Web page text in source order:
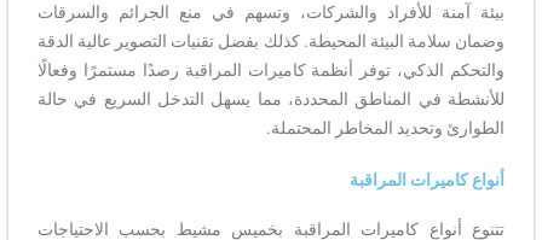
بيئة آمنة للأفراد والشركات، وتسهم في منع الجرائم والسرقات
وضمان سلامة البيئة المحيطة. كذلك بفضل تقنيات التصوير عالية الدقة
والتحكم الذكي، توفر أنظمة كاميرات المراقبة رصدًا مستمرًا وفعالًا
للأنشطة في المناطق المحددة، مما يسهل التدخل السريع في حالة
الطوارئ وتحديد المخاطر المحتملة.
أنواع كاميرات المراقبة
تتنوع أنواع كاميرات المراقبة بخميس مشيط بحسب الاحتياجات